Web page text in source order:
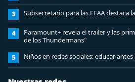
3 Subsecretario para las FFAA destaca
4
Paramount+ revela el trailer y las
de los Thundermans"
5 Niños en redes sociales: educar